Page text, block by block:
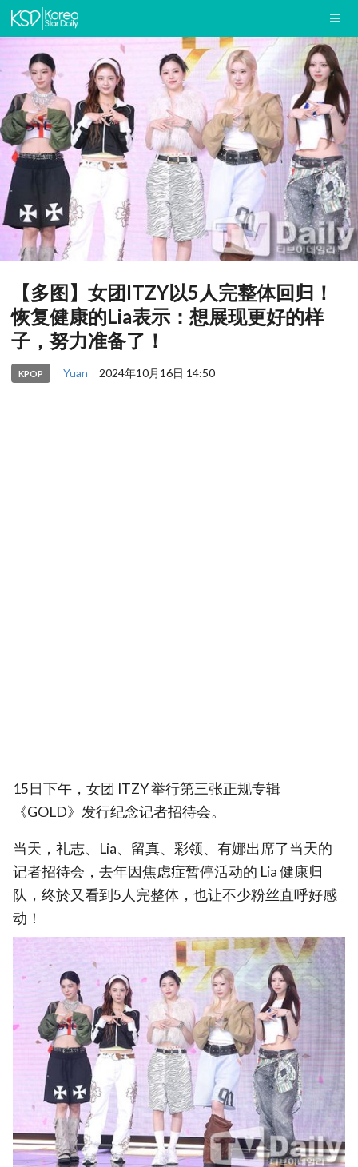
【多图】女团ITZY以5人完整体回归！
恢复健康的Lia表示：想展现更好的样
子，努力准备了！
KPOP Yuan 2024年10月16日 14:50
15日下午，女团 ITZY 举行第三张正规专辑
《GOLD》发行纪念记者招待会。
当天，礼志、Lia、留真、彩领、有娜出席了当天的
记者招待会，去年因焦虑症暂停活动的 Lia 健康归
队，终於又看到5人完整体，也让不少粉丝直呼好感
动！